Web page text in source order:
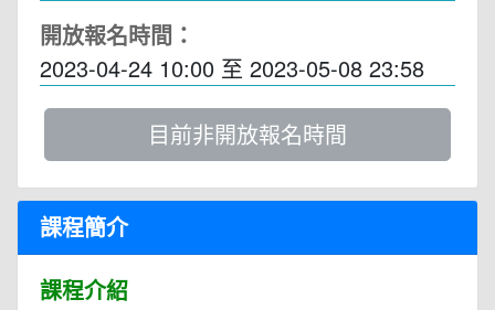
開放報名時間：
2023-04-24 10:00 至 2023-05-08 23:58
目前非開放報名時間
課程簡介
課程介紹